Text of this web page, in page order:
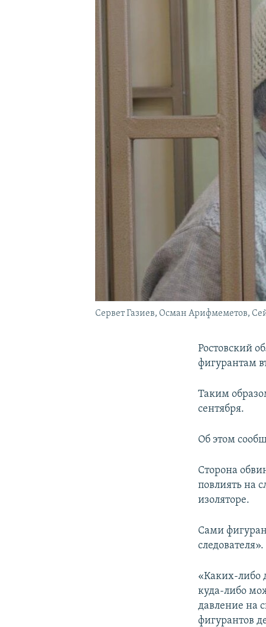
Сервет Газиев, Осман Арифмеметов,
Ростовский
фигурантам
Таким
сентября.
Об этом
Сторона
повлиять на
изоляторе.
Сами
следователя».
«Каких-либо
куда-либо
давление на
фигурантов